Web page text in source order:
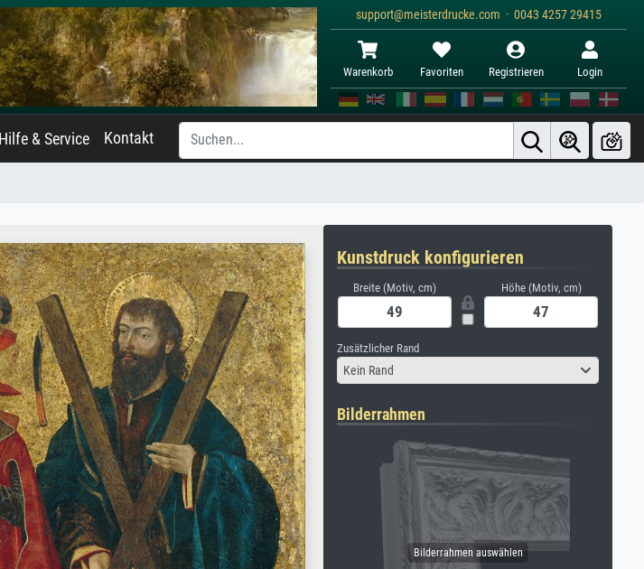
support@meisterdrucke.com · 0043 4257 29415
Warenkorb Favoriten Registrieren Login
Hilfe & Service Kontakt
Kunstdruck konfigurieren
Breite (Motiv, cm) Höhe (Motiv, cm)
Zusätzlicher Rand
Kein Rand
Bilderrahmen